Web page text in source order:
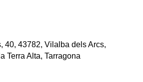
40, 43782, Vilalba dels Arcs,
Terra Alta, Tarragona